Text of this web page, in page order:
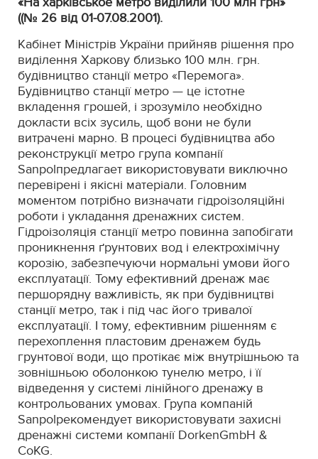
((№ 26 від 01-07.08.2001).
Кабінет Міністрів України прийняв рішення про
виділення Харкову близько 100 млн. грн.
будівництво станції метро «Перемога».
Будівництво станції метро — це істотне
вкладення грошей, і зрозуміло необхідно
докласти всіх зусиль, щоб вони не були
витрачені марно. В процесі будівництва або
реконструкції метро група компанії
Sanpolпредлагает використовувати виключно
перевірені і якісні матеріали. Головним
моментом потрібно визначати гідроізоляційні
роботи і укладання дренажних систем.
Гідроізоляція станції метро повинна запобігати
проникнення ґрунтових вод і електрохімічну
корозію, забезпечуючи нормальні умови його
експлуатації. Тому ефективний дренаж має
першорядну важливість, як при будівництві
станції метро, так і під час його тривалої
експлуатації. І тому, ефективним рішенням є
перехоплення пластовим дренажем будь
грунтової води, що протікає між внутрішньою та
зовнішньою оболонкою тунелю метро, і її
відведення у системі лінійного дренажу в
контрольованих умовах. Група компаній
Sanpolрекомендует використовувати захисні
дренажні системи компанії DorkenGmbH &
CoKG.